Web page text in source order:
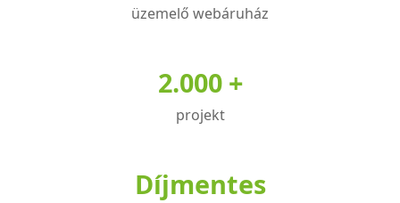
üzemelő webáruház
2.000 +
projekt
Díjmentes